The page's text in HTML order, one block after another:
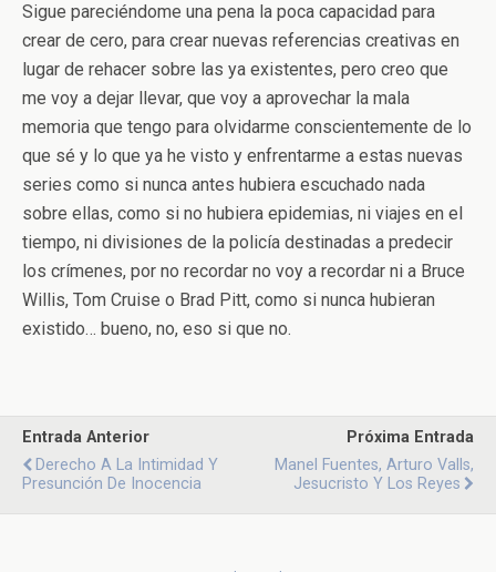
Sigue pareciéndome una pena la poca capacidad para
crear de cero, para crear nuevas referencias creativas en
lugar de rehacer sobre las ya existentes, pero creo que
me voy a dejar llevar, que voy a aprovechar la mala
memoria que tengo para olvidarme conscientemente de lo
que sé y lo que ya he visto y enfrentarme a estas nuevas
series como si nunca antes hubiera escuchado nada
sobre ellas, como si no hubiera epidemias, ni viajes en el
tiempo, ni divisiones de la policía destinadas a predecir
los crímenes, por no recordar no voy a recordar ni a Bruce
Willis, Tom Cruise o Brad Pitt, como si nunca hubieran
existido… bueno, no, eso si que no.
Entrada Anterior
Derecho A La Intimidad Y
Presunción De Inocencia
Próxima Entrada
Manel Fuentes, Arturo Valls,
Jesucristo Y Los Reyes